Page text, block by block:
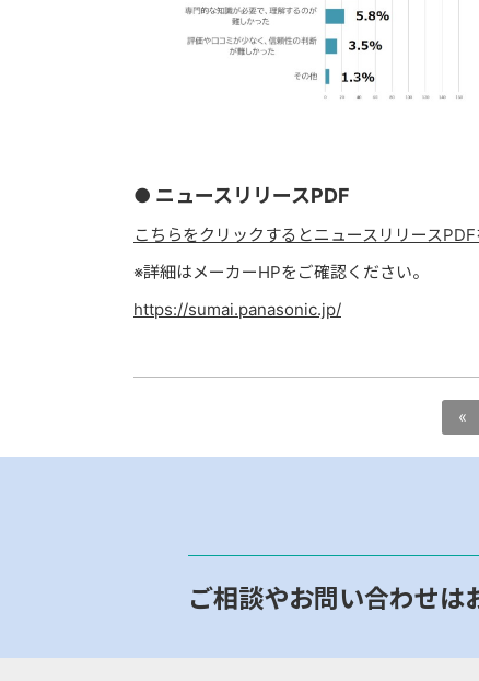
● ニュースリリースPDF
こちらをクリックするとニュースリリースPDF
※詳細はメーカーHPをご確認ください。
https://sumai.panasonic.jp/
«
ご相談やお問い合わせは